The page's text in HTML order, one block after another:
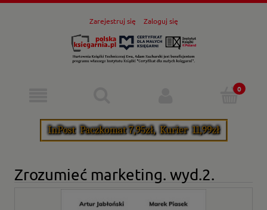
Zarejestruj się Zaloguj się
Zrozumieć marketing. wyd.2.